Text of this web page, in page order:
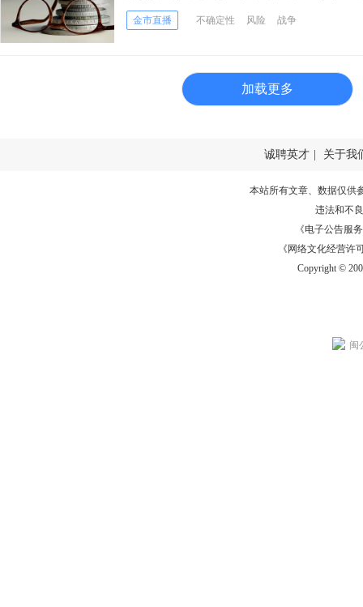
里！
金市直播 不确定性 风险 战争
加载更多
诚聘英才 关于我
本站所有文章、数据仅供
违法和不
《电子公告服务
《网络文化经营许
Copyright ©
闽